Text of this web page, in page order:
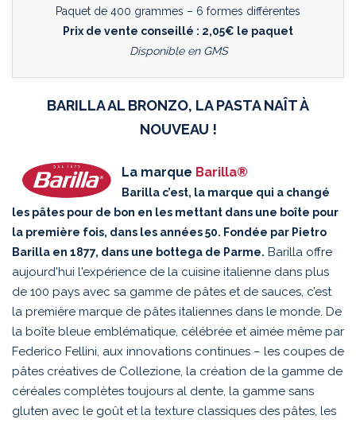
Paquet de 400 grammes – 6 formes différentes
Prix de vente conseillé : 2,05€ le paquet
Disponible en GMS
BARILLA AL BRONZO, LA PASTA NAÎT À
NOUVEAU !
La marque Barilla®
Barilla c’est, la marque qui a changé
les pâtes pour de bon en les mettant dans une boîte pour
la première fois, dans les années 50. Fondée par Pietro
Barilla en 1877, dans une bottega de Parme. Barilla offre
aujourd'hui l'expérience de la cuisine italienne dans plus
de 100 pays avec sa gamme de pâtes et de sauces, c’est
la première marque de pâtes italiennes dans le monde. De
la boîte bleue emblématique, célébrée et aimée même par
Federico Fellini, aux innovations continues – les coupes de
pâtes créatives de Collezione, la création de la gamme de
céréales complètes toujours al dente, la gamme sans
gluten avec le goût et la texture classiques des pâtes, les